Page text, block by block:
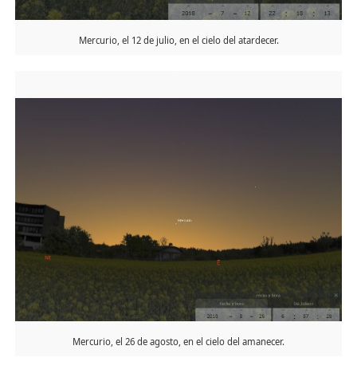
Mercurio, el 12 de julio, en el cielo del atardecer.
Mercurio, el 26 de agosto, en el cielo del amanecer.